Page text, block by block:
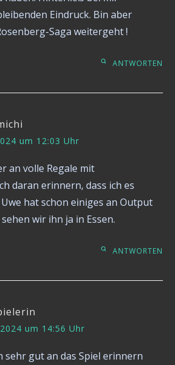
Eindruck. Bin aber
Saga weitergeht !
ANTWORTEN
um 12:03 Uhr
an volle Regale mit
daran erinnern, dass ich es
hat schon einiges an Output
wir ihn ja in Essen.
ANTWORTEN
um 14:56 Uhr
sehr gut an das Spiel erinnern